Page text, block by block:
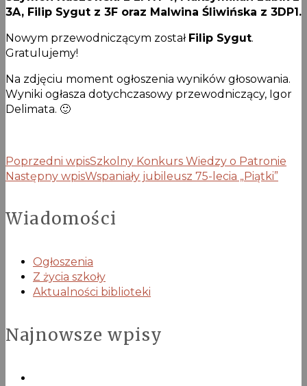
3A, Filip Sygut z 3F oraz Malwina Śliwińska z 3DP1.
Nowym przewodniczącym został Filip Sygut.
Gratulujemy!
Na zdjęciu moment ogłoszenia wyników głosowania.
Wyniki ogłasza dotychczasowy przewodniczący, Igor
Delimata. 🙂
Poprzedni wpisSzkolny Konkurs Wiedzy o Patronie
Następny wpisWspaniały jubileusz 75-lecia „Piątki”
Wiadomości
Ogłoszenia
Z życia szkoły
Aktualności biblioteki
Najnowsze wpisy